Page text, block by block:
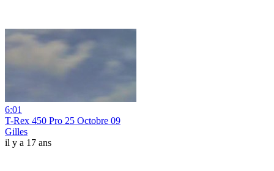
6:01
T-Rex 450 Pro 25 Octobre 09
Gilles
il y a 17 ans